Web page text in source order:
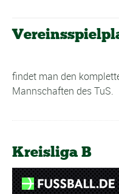
findet man den
Mannschaften des TuS.
Kreisliga B